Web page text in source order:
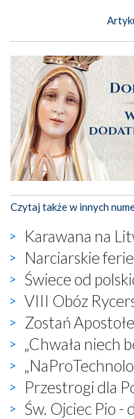
Czytaj także w innych
Karawana na
Narciarskie
Świece od
VIII Obóz
Zostań
„Chwała niech
Przestrogi dla
Św. Ojciec Pio -